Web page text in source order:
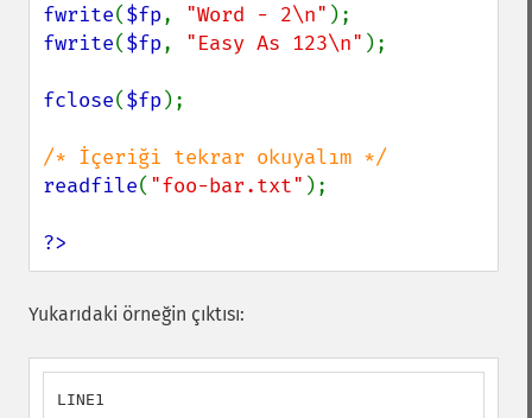
fwrite($fp, "Word - 2\n"
fwrite($fp, "Easy As 123\n" );
fclose($fp );
readfile( "foo-bar.txt" );
?>
Yukarıdaki örneğin çıktısı:
LINE1